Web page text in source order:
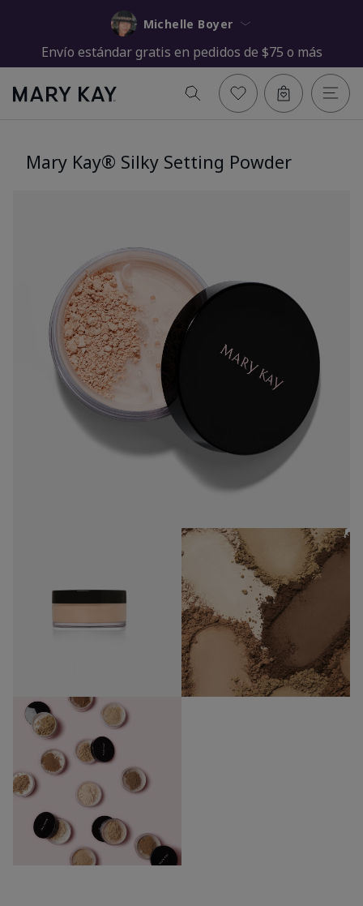
Michelle Boyer
Envío estándar gratis en pedidos de $75 o más
Mary Kay® Silky Setting Powder